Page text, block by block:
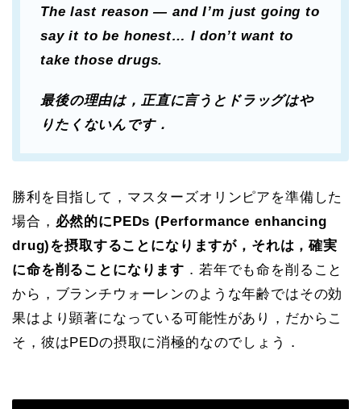
The last reason — and I’m just going to
say it to be honest… I don’t want to
take those drugs.
最後の理由は，正直に言うとドラッグはや
りたくないんです．
勝利を目指して，マスターズオリンピアを準備した
場合， 必然的にPEDs (Performance enhancing
drug)を摂取することになりますが，それは，確実
に命を削ることになります ．若年でも命を削ること
から，ブランチウォーレンのような年齢ではその効
果はより顕著になっている可能性があり，だからこ
そ，彼はPEDの摂取に消極的なのでしょう．